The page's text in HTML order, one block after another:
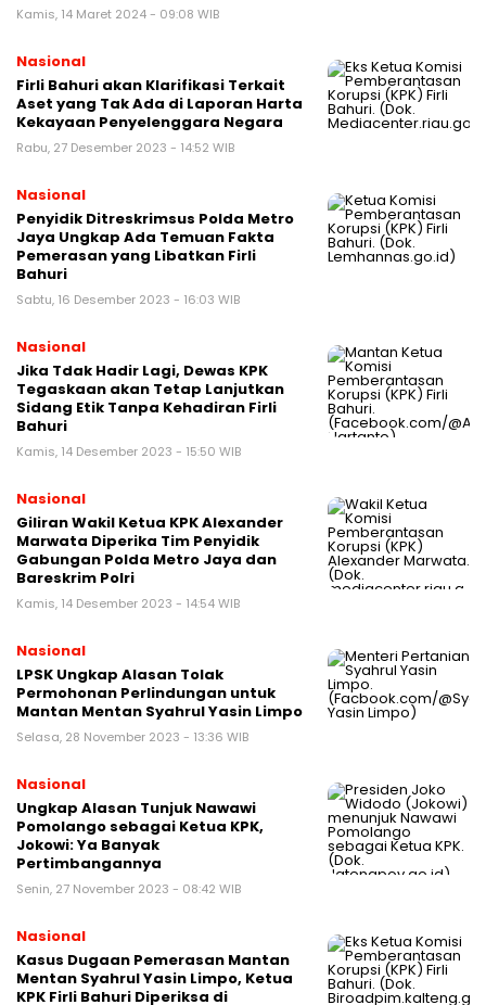
Kamis, 14 Maret 2024 - 09:08 WIB
Nasional
Firli Bahuri akan Klarifikasi Terkait
Aset yang Tak Ada di Laporan Harta
Kekayaan Penyelenggara Negara
Rabu, 27 Desember 2023 - 14:52 WIB
Nasional
Penyidik Ditreskrimsus Polda Metro
Jaya Ungkap Ada Temuan Fakta
Pemerasan yang Libatkan Firli
Bahuri
Sabtu, 16 Desember 2023 - 16:03 WIB
Nasional
Jika Tdak Hadir Lagi, Dewas KPK
Tegaskaan akan Tetap Lanjutkan
Sidang Etik Tanpa Kehadiran Firli
Bahuri
Kamis, 14 Desember 2023 - 15:50 WIB
Nasional
Giliran Wakil Ketua KPK Alexander
Marwata Diperika Tim Penyidik
Gabungan Polda Metro Jaya dan
Bareskrim Polri
Kamis, 14 Desember 2023 - 14:54 WIB
Nasional
LPSK Ungkap Alasan Tolak
Permohonan Perlindungan untuk
Mantan Mentan Syahrul Yasin Limpo
Selasa, 28 November 2023 - 13:36 WIB
Nasional
Ungkap Alasan Tunjuk Nawawi
Pomolango sebagai Ketua KPK,
Jokowi: Ya Banyak
Pertimbangannya
Senin, 27 November 2023 - 08:42 WIB
Nasional
Kasus Dugaan Pemerasan Mantan
Mentan Syahrul Yasin Limpo, Ketua
KPK Firli Bahuri Diperiksa di